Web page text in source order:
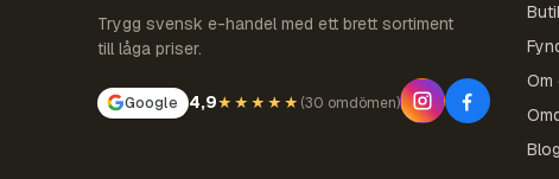
Trygg svensk e-handel med ett brett sortiment
till låga priser.
Google 4,9★★★★★ (30 omdömen)
Om